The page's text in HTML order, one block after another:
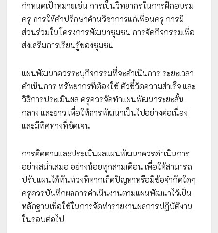
กำหนดเป้าหมายเช่น การเป็นวิทยากรในการฝึกอบรม
ครู การให้คำปรึกษาด้านวิชาการแก่เพื่อนครู การมี
ส่วนร่วมในโครงการพัฒนาชุมชน การจัดกิจกรรมเพื่อ
ส่งเสริมการเรียนรู้ของชุมชน
แผนพัฒนาควรระบุกิจกรรมที่จะดำเนินการ ระยะเวลา
ดำเนินการ ทรัพยากรที่ต้องใช้ ตัวชี้วัดความสำเร็จ และ
วิธีการประเมินผล ครูควรจัดทำแผนพัฒนาระยะสั้น
กลาง และยาว เพื่อให้การพัฒนาเป็นไปอย่างต่อเนื่อง
และมีทิศทางที่ชัดเจน
การติดตามและประเมินผลแผนพัฒนาควรดำเนินการ
อย่างสม่ำเสมอ อย่างน้อยทุกสามเดือน เพื่อให้สามารถ
ปรับแผนได้ทันท่วงทีหากเกิดปัญหาหรือมีข้อจำกัดใดๆ
ครูควรบันทึกผลการดำเนินงานตามแผนพัฒนาไว้เป็น
หลักฐานเพื่อใช้ในการจัดทำรายงานผลการปฏิบัติงาน
ในรอบต่อไป